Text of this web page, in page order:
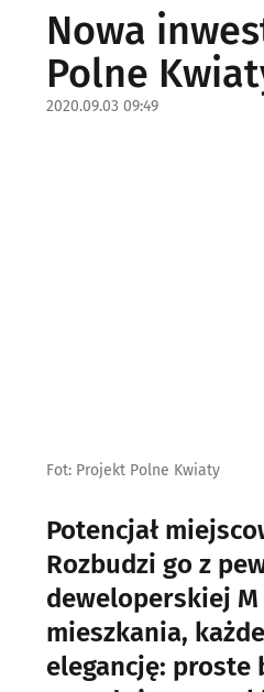
Nowa
Polne
2020.09.03 09:49
Fot: Projekt Polne Kwiaty
Potencjał
Rozbudzi go z
deweloperskiej
mieszkania,
elegancję: proste